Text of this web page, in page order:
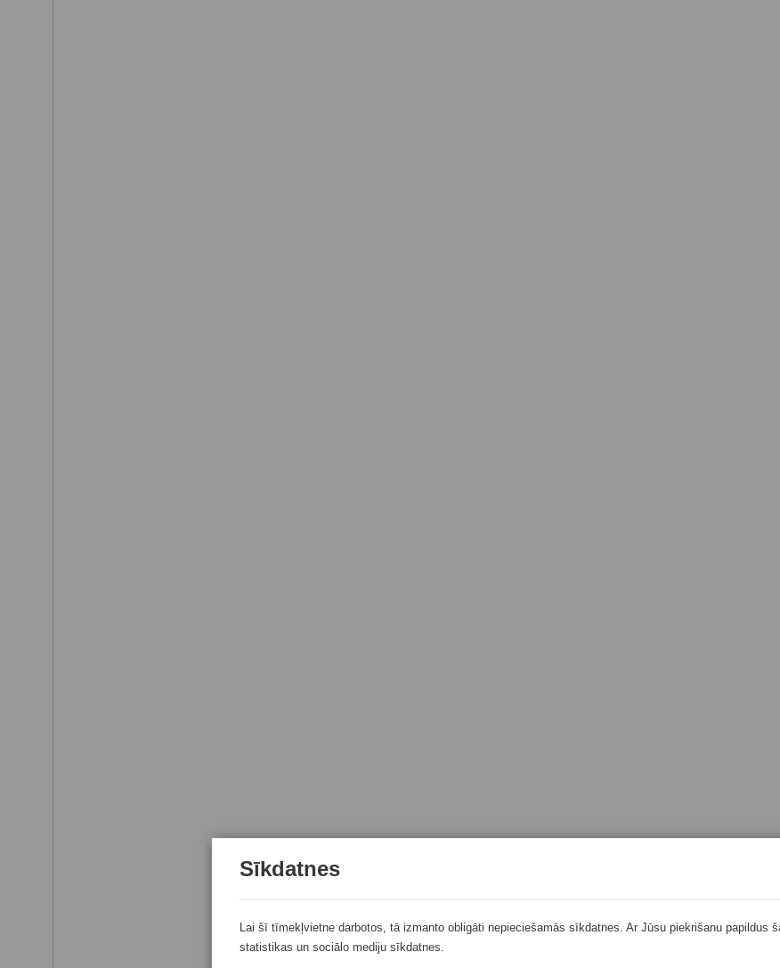
Sīkdatnes
Lai šī tīmekļvietne darbotos, tā izmanto obligāti nepieciešamās sīkdatnes. Ar Jūsu piekrišanu papildus
statistikas un sociālo mediju sīkdatnes.